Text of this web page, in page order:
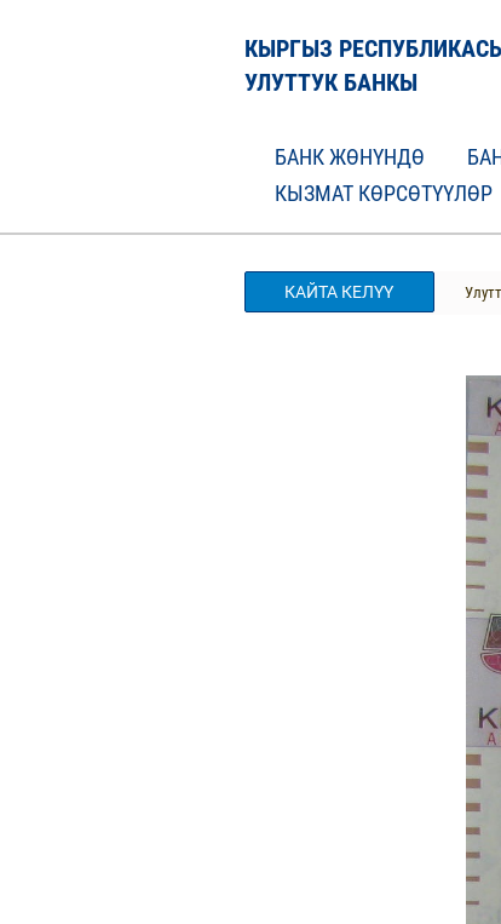
КЫРГЫЗ
УЛУТТУК БАНКЫ
БАНК ЖӨНҮНДӨ
КЫЗМАТ КӨРСӨТҮҮЛӨР
КАЙТА КЕЛҮҮ